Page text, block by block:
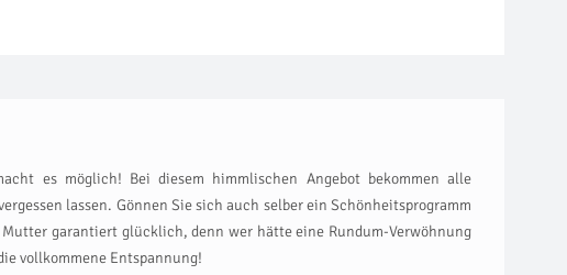
es möglich! Bei diesem himmlischen Angebot bekommen alle
lassen. Gönnen Sie sich auch selber ein Schönheitsprogramm
garantiert glücklich, denn wer hätte eine Rundum-Verwöhnung
vollkommene Entspannung!